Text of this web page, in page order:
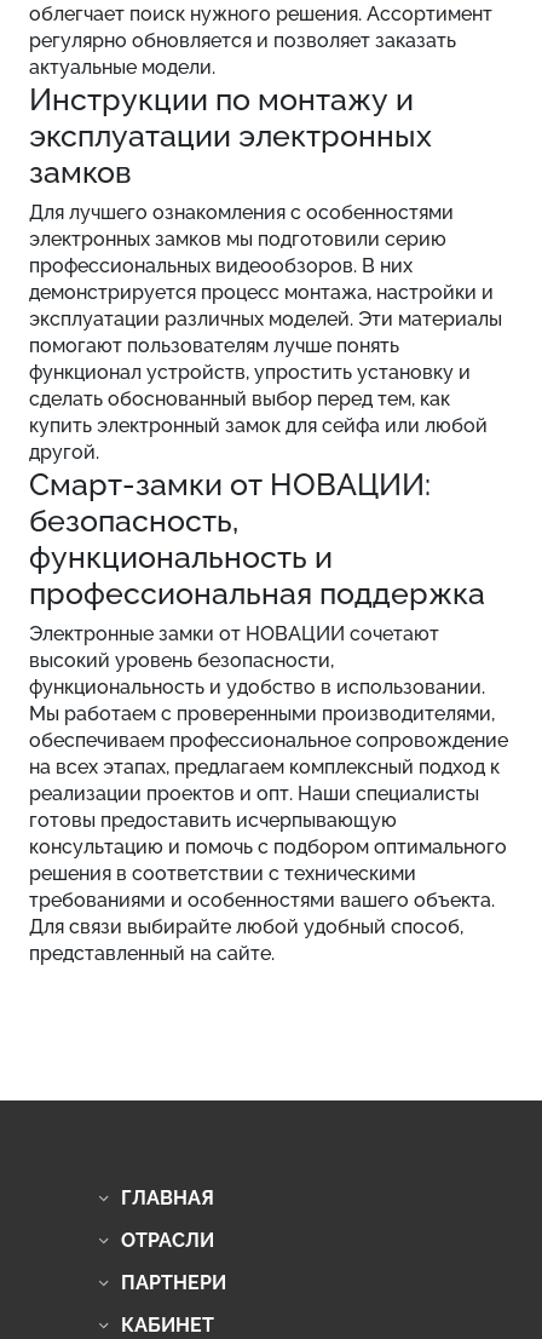
облегчает поиск нужного решения. Ассортимент
регулярно обновляется и позволяет заказать
актуальные модели.
Инструкции по монтажу и
эксплуатации электронных
замков
Для лучшего ознакомления с особенностями
электронных замков мы подготовили серию
профессиональных видеообзоров. В них
демонстрируется процесс монтажа, настройки и
эксплуатации различных моделей. Эти материалы
помогают пользователям лучше понять
функционал устройств, упростить установку и
сделать обоснованный выбор перед тем, как
купить электронный замок для сейфа или любой
другой.
Смарт-замки от НОВАЦИИ:
безопасность,
функциональность и
профессиональная поддержка
Электронные замки от НОВАЦИИ сочетают
высокий уровень безопасности,
функциональность и удобство в использовании.
Мы работаем с проверенными производителями,
обеспечиваем профессиональное сопровождение
на всех этапах, предлагаем комплексный подход к
реализации проектов и опт. Наши специалисты
готовы предоставить исчерпывающую
консультацию и помочь с подбором оптимального
решения в соответствии с техническими
требованиями и особенностями вашего объекта.
Для связи выбирайте любой удобный способ,
представленный на сайте.
ГЛАВНАЯ
ОТРАСЛИ
ПАРТНЕРИ
КАБИНЕТ